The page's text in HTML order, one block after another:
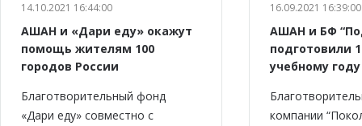
14.10.2021 16:44:00
АШАН и «Дари еду» окажут
помощь жителям 100
городов России
Благотворительный фонд
«Дари еду» совместно с
16.09.2021 16:39:00
АШАН и БФ
подготовили
учебному году
компании